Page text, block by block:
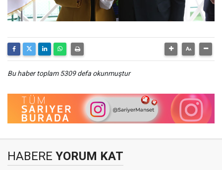
Bu haber toplam 5309 defa okunmuştur
HABERE YORUM KAT